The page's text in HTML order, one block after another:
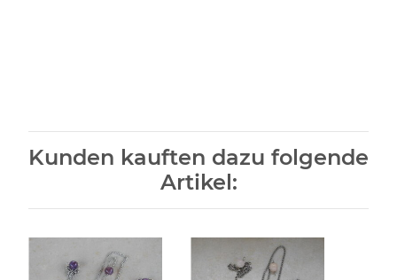
Kunden kauften dazu folgende
Artikel: